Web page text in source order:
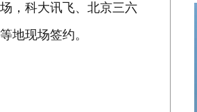
，科大讯飞、北京三六
地现场签约。